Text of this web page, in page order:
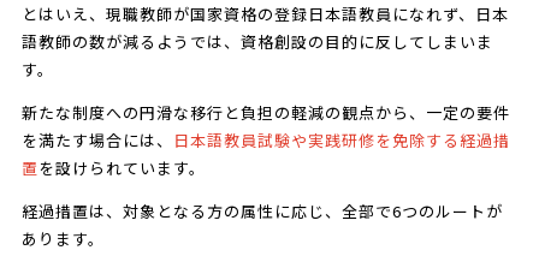
とはいえ、現職教師が国家資格の登録日本語教員になれず、日本
語教師の数が減るようでは、資格創設の目的に反してしまいま
す。
新たな制度への円滑な移行と負担の軽減の観点から、一定の要件
を満たす場合には、 日本語教員試験や実践研修を免除する経過措
置を設けられています。
経過措置は、対象となる方の属性に応じ、全部で6つのルートが
あります。